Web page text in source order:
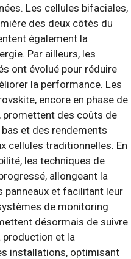
Les cellules bifaciales,
des deux côtés du
également la
Par ailleurs, les
ont évolué pour réduire
la performance. Les
encore en phase de
promettent des coûts de
et des rendements
cellules traditionnelles. En
les techniques de
allongeant la
panneaux et facilitant leur
de monitoring
désormais de suivre
production et la
installations, optimisant